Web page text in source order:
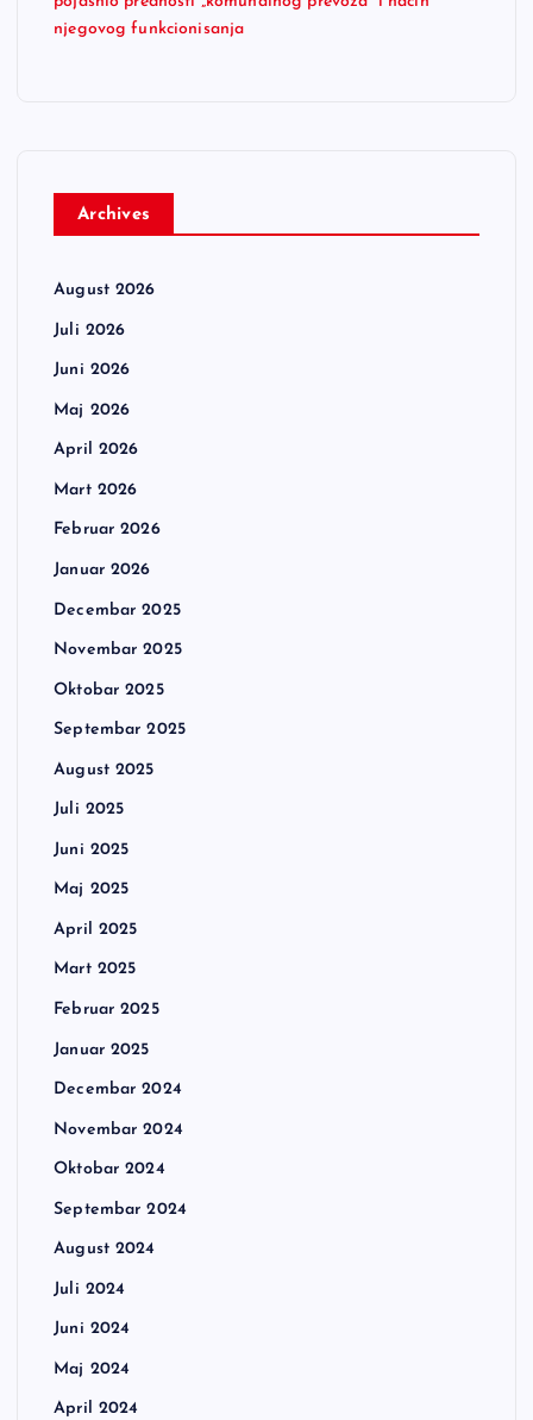
njegovog funkcionisanja
Archives
August 2026
Juli 2026
Juni 2026
Maj 2026
April 2026
Mart 2026
Februar 2026
Januar 2026
Decembar 2025
Novembar 2025
Oktobar 2025
Septembar 2025
August 2025
Juli 2025
Juni 2025
Maj 2025
April 2025
Mart 2025
Februar 2025
Januar 2025
Decembar 2024
Novembar 2024
Oktobar 2024
Septembar 2024
August 2024
Juli 2024
Juni 2024
Maj 2024
April 2024